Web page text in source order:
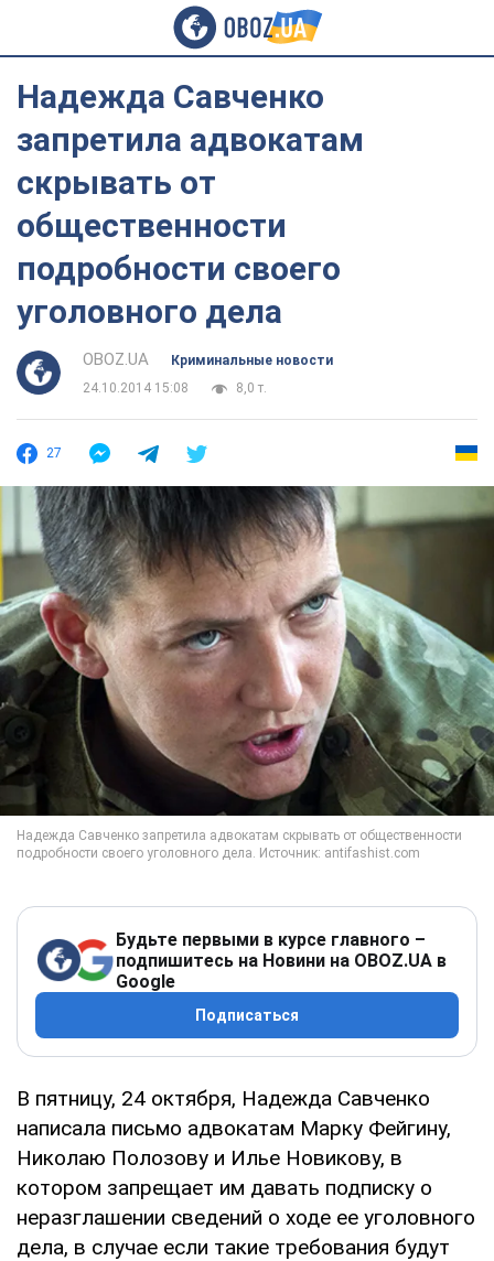
Надежда Савченко
запретила адвокатам
скрывать от
общественности
подробности своего
уголовного дела
OBOZ.UA
Криминальные новости
24.10.2014 15:08
8,0 т.
27
Будьте первыми в курсе главного –
подпишитесь на Новини на OBOZ.UA в
Google
Подписаться
В пятницу, 24 октября, Надежда Савченко
написала письмо адвокатам Марку Фейгину,
Николаю Полозову и Илье Новикову, в
котором запрещает им давать подписку о
неразглашении сведений о ходе ее уголовного
дела, в случае если такие требования будут